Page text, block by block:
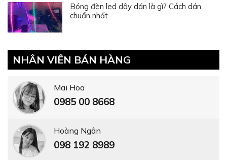
Bóng đèn led dây dán là gì? Cách dán
chuẩn nhất
NHÂN VIÊN BÁN HÀNG
Mai Hoa
0985 00 8668
Hoàng Ngân
098 192 8989